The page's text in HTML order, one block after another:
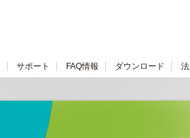
サポート FAQ情報 ダウンロード